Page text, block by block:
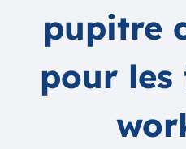
pupitre
pour